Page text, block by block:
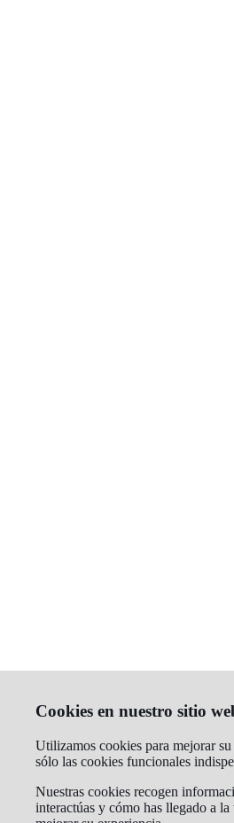
Cookies en nuestro sitio
Utilizamos cookies para mejorar
sólo las cookies funcionales
Nuestras cookies recogen
interactúas y cómo has llegado a